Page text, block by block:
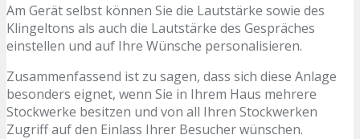
Am Gerät selbst können Sie die Lautstärke sowie des
Klingeltons als auch die Lautstärke des Gespräches
einstellen und auf Ihre Wünsche personalisieren.
Zusammenfassend ist zu sagen, dass sich diese Anlage
besonders eignet, wenn Sie in Ihrem Haus mehrere
Stockwerke besitzen und von all Ihren Stockwerken
Zugriff auf den Einlass Ihrer Besucher wünschen.